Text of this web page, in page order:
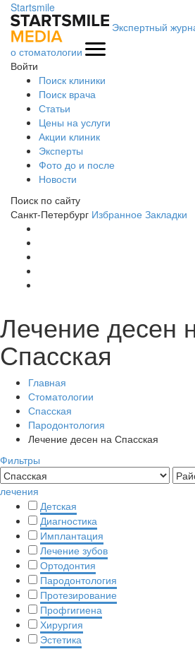
Startsmile
Экспертный
о стоматологии
Войти
Поиск клиники
Поиск врача
Статьи
Цены на услуги
Акции клиник
Эксперты
Фото до и после
Новости
Поиск по сайту
Санкт-Петербург Избранное Закладки
Лечение десен
Спасская
Главная
Стоматологии
Спасская
Пародонтология
Лечение десен на Спасская
Фильтры
лечения
Детская
Диагностика
Имплантация
Лечение зубов
Ортодонтия
Пародонтология
Протезирование
Профгигиена
Хирургия
Эстетика